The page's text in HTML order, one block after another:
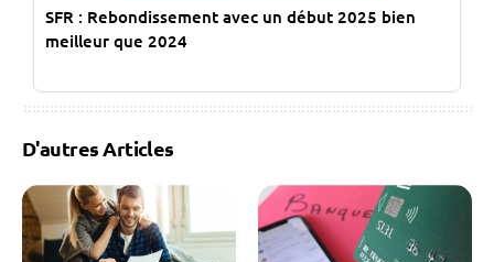
SFR : Rebondissement avec un début 2025 bien
meilleur que 2024
D'autres Articles